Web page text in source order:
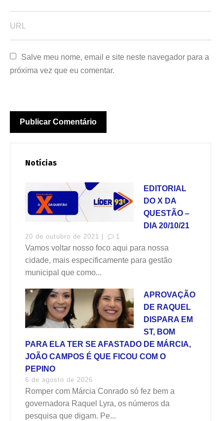
Salve meu nome, email e site neste navegador para a
próxima vez que eu comentar.
Notícias
EDITORIAL
DO X DA
QUESTÃO –
DIA 20/10/21
20 de outubro de 2021 | 1
Vamos voltar nosso foco aqui para nossa
cidade, mais especificamente para gestão
municipal que como...
APROVAÇÃO
DE RAQUEL
DISPARA EM
ST, BOM
PARA ELA TER SE AFASTADO DE MÁRCIA,
JOÃO CAMPOS É QUE FICOU COM O
PEPINO
6 de agosto de 2026
Romper com Márcia Conrado só fez bem a
governadora Raquel Lyra, os números da
pesquisa que digam. Pe...